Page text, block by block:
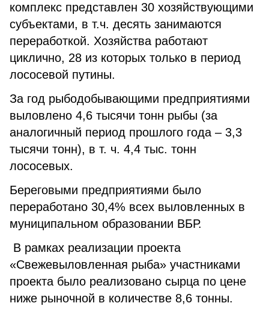
комплекс представлен 30 хозяйствующими
субъектами, в т.ч. десять занимаются
переработкой. Хозяйства работают
циклично, 28 из которых только в период
лососевой путины.
За год рыбодобывающими предприятиями
выловлено 4,6 тысячи тонн рыбы (за
аналогичный период прошлого года – 3,3
тысячи тонн), в т. ч. 4,4 тыс. тонн
лососевых.
Береговыми предприятиями было
переработано 30,4% всех выловленных в
муниципальном образовании ВБР.
В рамках реализации проекта
«Свежевыловленная рыба» участниками
проекта было реализовано сырца по цене
ниже рыночной в количестве 8,6 тонны.